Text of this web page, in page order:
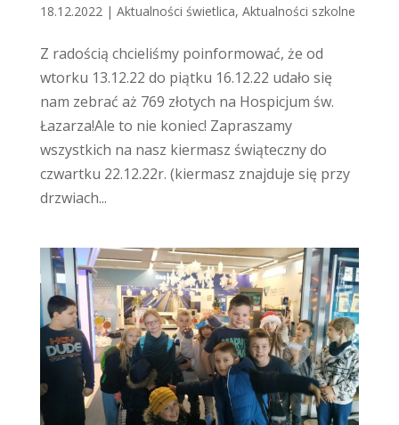
18.12.2022 | Aktualności świetlica, Aktualności szkolne
Z radością chcieliśmy poinformować, że od
wtorku 13.12.22 do piątku 16.12.22 udało się
nam zebrać aż 769 złotych na Hospicjum św.
Łazarza!Ale to nie koniec! Zapraszamy
wszystkich na nasz kiermasz świąteczny do
czwartku 22.12.22r. (kiermasz znajduje się przy
drzwiach...